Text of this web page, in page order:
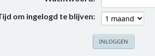
om ingelogd te blijven: